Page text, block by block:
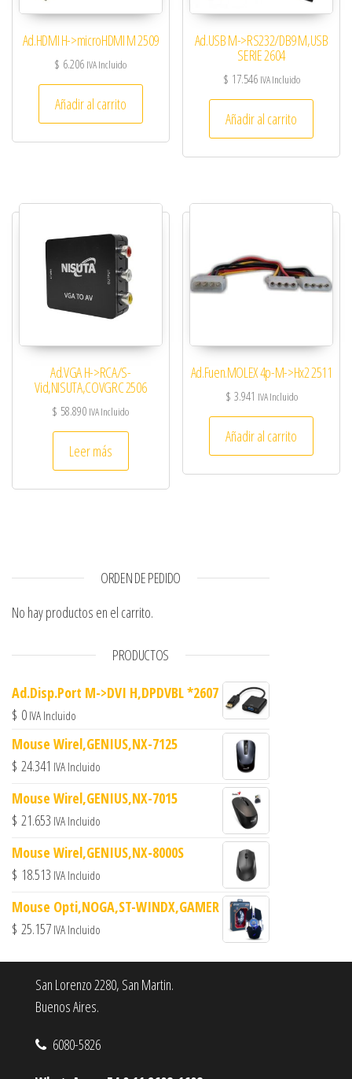
Ad.HDMI H->microHDMI M 2509
$ 6.206 IVA Incluido
Añadir al carrito
Ad.USB M->RS232/DB9 M,USB
SERIE 2604
$ 17.546 IVA Incluido
Añadir al carrito
Ad.VGA H->RCA/S-
Vid,NISUTA,COVGRC 2506
$ 58.890 IVA Incluido
Leer más
Ad.Fuen.MOLEX 4p-M->Hx2 2511
$ 3.941 IVA Incluido
Añadir al carrito
ORDEN DE PEDIDO
No hay productos en el carrito.
PRODUCTOS
Ad.Disp.Port M->DVI H,DPDVBL *2607
$ 0 IVA Incluido
Mouse Wirel,GENIUS,NX-7125
$ 24.341 IVA Incluido
Mouse Wirel,GENIUS,NX-7015
$ 21.653 IVA Incluido
Mouse Wirel,GENIUS,NX-8000S
$ 18.513 IVA Incluido
Mouse Opti,NOGA,ST-WINDX,GAMER
$ 25.157 IVA Incluido
San Lorenzo 2280, San Martin.
Buenos Aires.
6080-5826